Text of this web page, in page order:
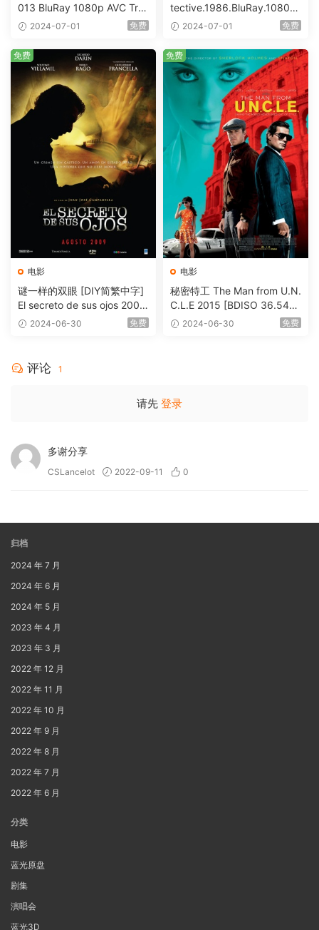
013 BluRay 1080p AVC Tru
eHD5.1 [BDISO 22.64GB]
2024-07-01 免费
tective.1986.BluRay.1080p.
AVC.DTS-HD.MA.5.1-HDHo
2024-07-01 免费
电影
谜一样的双眼 [DIY简繁中字]
El secreto de sus ojos 2009
1080p Blu-ray AVC DTS-HD
2024-06-30 免费
免费
电影
秘密特工 The Man from U.N.
C.L.E 2015 [BDISO 36.54G
B] 2024-06-30 免费
免费
评论 1
请先 登录
多谢分享
CSLancelot 2022-09-11 0
归档
2024 年 7 月
2024 年 6 月
2024 年 5 月
2023 年 4 月
2023 年 3 月
2022 年 12 月
2022 年 11 月
2022 年 10 月
2022 年 9 月
2022 年 8 月
2022 年 7 月
2022 年 6 月
分类
电影
蓝光原盘
剧集
演唱会
蓝光3D